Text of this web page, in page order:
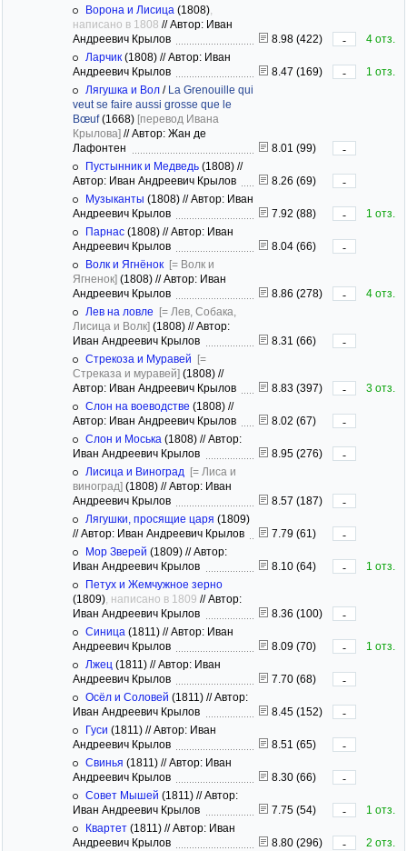
Ворона и Лисица (1808)
написано в 1808 //Автор: Иван
Андреевич Крылов
8.98 (422) -
4 отз.
Ларчик (1808) //Автор: Иван
Андреевич Крылов
8.47 (169) -
1 отз.
Лягушка и Вол / La Grenouille qui
veut se faire aussi grosse que le
Bœuf(1668) [перевод Ивана
Крылова] //Автор: Жан де
Лафонтен
8.01 (99)
-
Пустынник и Медведь (1808) //
Автор: Иван Андреевич Крылов
8.26 (69)
-
Музыканты (1808) //Автор: Иван
Андреевич Крылов
7.92 (88) -
1 отз.
Парнас (1808) //Автор: Иван
Андреевич Крылов
8.04 (66)
-
Волк и Ягнёнок [= Волк и
Ягненок] (1808) //Автор: Иван
Андреевич Крылов
8.86 (278) -
4 отз.
Лев на ловле [= Лев, Собака,
Лисица и Волк] (1808) //Автор:
Иван Андреевич Крылов
8.31 (66)
-
Стрекоза и Муравей [=
Стреказа и муравей] (1808) //
Автор: Иван Андреевич Крылов
8.83 (397) -
3 отз.
Слон на воеводстве (1808) //
Автор: Иван Андреевич Крылов
8.02 (67)
-
Слон и Моська (1808) //Автор:
Иван Андреевич Крылов
8.95 (276)
-
Лисица и Виноград [= Лиса и
виноград] (1808) //Автор: Иван
Андреевич Крылов
8.57 (187)
-
Лягушки, просящие царя (1809)
//Автор: Иван Андреевич Крылов 7.79 (61)
-
Мор Зверей (1809) //Автор:
Иван Андреевич Крылов
8.10 (64) -
1 отз.
Петух и Жемчужное зерно
(1809) , написано в 1809 //Автор:
Иван Андреевич Крылов
8.36 (100)
-
Синица (1811) //Автор: Иван
Андреевич Крылов
8.09 (70) -
1 отз.
Лжец (1811) //Автор: Иван
Андреевич Крылов
7.70 (68)
-
Осёл и Соловей (1811) //Автор:
Иван Андреевич Крылов
8.45 (152)
-
Гуси (1811) //Автор: Иван
Андреевич Крылов
8.51 (65)
-
Свинья (1811) //Автор: Иван
Андреевич Крылов
8.30 (66)
-
Совет Мышей (1811) //Автор:
Иван Андреевич Крылов
7.75 (54) -
1 отз.
Квартет (1811) //Автор: Иван
Андреевич Крылов
8.80 (296) -
2 отз.